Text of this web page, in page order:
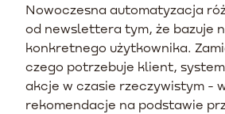
Nowoczesna automatyzacja
od newslettera tym, że bazuje
konkretnego użytkownika.
czego potrzebuje klient,
akcje w czasie rzeczywistym -
rekomendacje na podstawie